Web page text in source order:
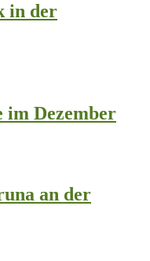
in der
im Dezember
an der